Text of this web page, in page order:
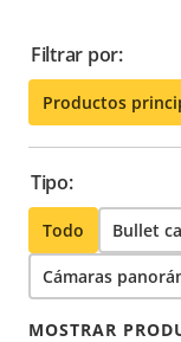
Filtrar por:
Productos
Tipo:
Todo Bullet
Cámaras
MOSTRAR